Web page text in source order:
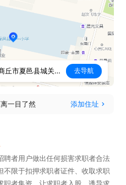
商丘市夏邑县河南省商丘市夏邑县城关镇孔祖大道南段285号 去导航
一目了然 添加住址
聘者用户做出任何损害求职者合法
不限于扣押求职者证件、收取求职
职者集资、让求职者入股、诱导求